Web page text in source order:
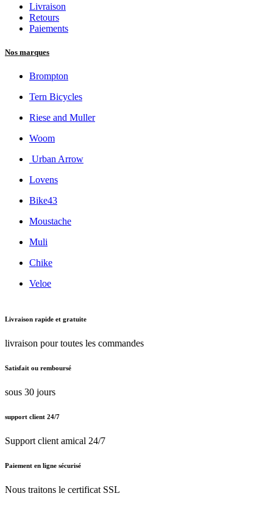
Livraison
Retours
Paiements
Nos marques
Brompton
Tern Bicycles
Riese and Muller
Woom
Urban Arrow
Lovens
Bike43
Moustache
Muli
Chike
Veloe
Livraison rapide et gratuite
livraison pour toutes les commandes
Satisfait ou remboursé
sous 30 jours
support client 24/7
Support client amical 24/7
Paiement en ligne sécurisé
Nous traitons le certificat SSL